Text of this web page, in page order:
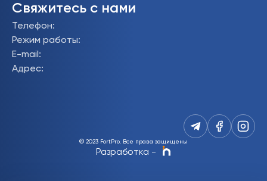
Свяжитесь с нами
Телефон:
Режим работы:
E-mail :
Адрес:
© 2023 FortPro. Все права защищены
Разработка -